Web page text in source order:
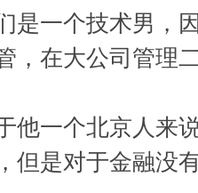
是一个技术男，
，在大公司管理
他一个北京人来
但是对于金融没